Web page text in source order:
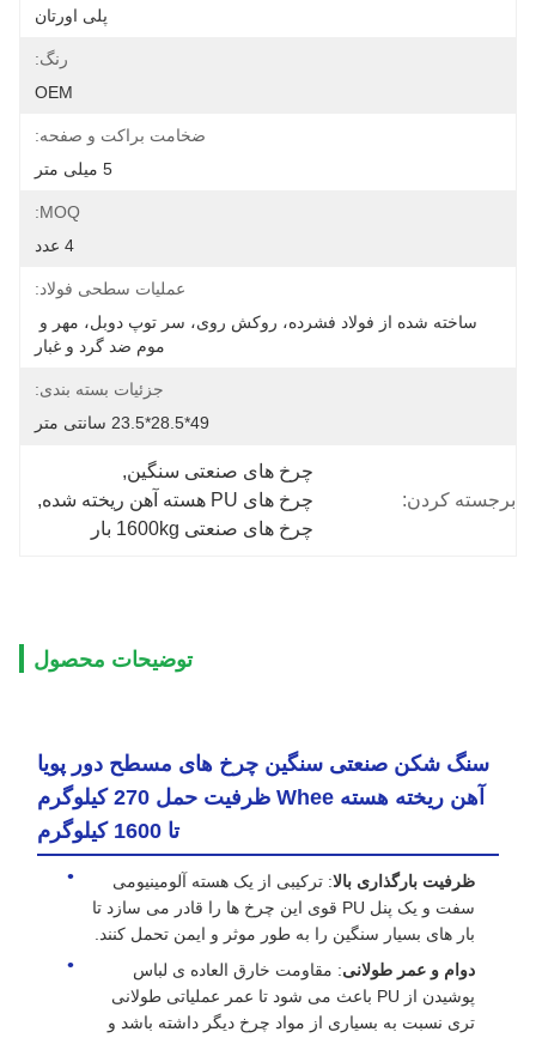
پلی اورتان
رنگ:
OEM
ضخامت براکت و صفحه:
5 میلی متر
MOQ:
4 عدد
عملیات سطحی فولاد:
موم ضد گرد و غبار
جزئیات بسته بندی:
49*28.5*23.5 سانتی متر
برجسته کردن:
چرخ های صنعتی سنگین,
چرخ های PU هسته آهن ریخته شده
,
چرخ های صنعتی 1600kg بار
توضیحات محصول
سنگ شکن صنعتی سنگین چرخ های مسطح دور پویا
آهن ریخته هسته Whee ظرفیت حمل 270 کیلوگرم
تا 1600 کیلوگرم
ظرفیت بارگذاری بالا: ترکیبی از یک هسته آلومینیومی
سفت و یک پنل PU قوی این چرخ ها را قادر می سازد تا
بار های بسیار سنگین را به طور موثر و ایمن تحمل کنند.
دوام و عمر طولانی: مقاومت خارق العاده ی لباس
پوشیدن از PU باعث می شود تا عمر عملیاتی طولانی
تری نسبت به بسیاری از مواد چرخ دیگر داشته باشد و